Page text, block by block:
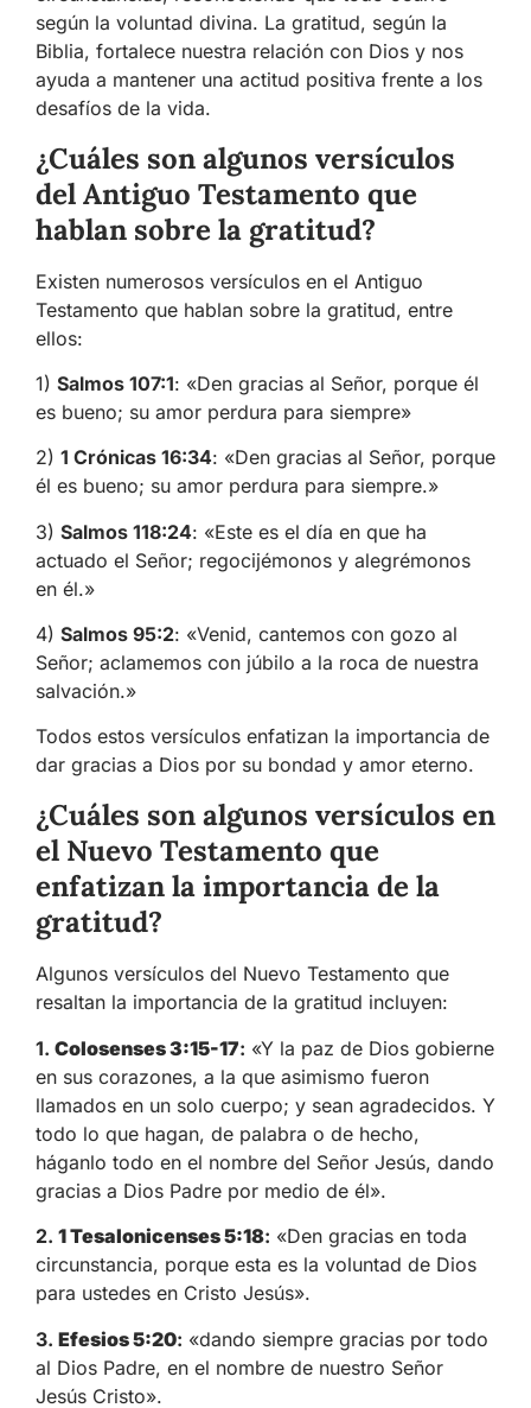
según la voluntad divina. La gratitud, según la
Biblia, fortalece nuestra relación con Dios y nos
ayuda a mantener una actitud positiva frente a los
desafíos de la vida.
¿Cuáles son algunos versículos
del Antiguo Testamento que
hablan sobre la gratitud?
Existen numerosos versículos en el Antiguo
Testamento que hablan sobre la gratitud, entre
ellos:
1) Salmos 107:1: «Den gracias al Señor, porque él
es bueno; su amor perdura para siempre»
2) 1 Crónicas 16:34: «Den gracias al Señor, porque
él es bueno; su amor perdura para siempre.»
3) Salmos 118:24: «Este es el día en que ha
actuado el Señor; regocijémonos y alegrémonos
en él.»
4) Salmos 95:2: «Venid, cantemos con gozo al
Señor; aclamemos con júbilo a la roca de nuestra
salvación.»
Todos estos versículos enfatizan la importancia de
dar gracias a Dios por su bondad y amor eterno.
¿Cuáles son algunos versículos en
el Nuevo Testamento que
enfatizan la importancia de la
gratitud?
Algunos versículos del Nuevo Testamento que
resaltan la importancia de la gratitud incluyen:
1. Colosenses 3:15-17: «Y la paz de Dios gobierne
en sus corazones, a la que asimismo fueron
llamados en un solo cuerpo; y sean agradecidos. Y
todo lo que hagan, de palabra o de hecho,
háganlo todo en el nombre del Señor Jesús, dando
gracias a Dios Padre por medio de él».
2. 1 Tesalonicenses 5:18: «Den gracias en toda
circunstancia, porque esta es la voluntad de Dios
para ustedes en Cristo Jesús».
3. Efesios 5:20: «dando siempre gracias por todo
al Dios Padre, en el nombre de nuestro Señor
Jesús Cristo».